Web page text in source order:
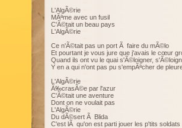
L'AlgÃ©rie
MÃªme avec un fusil
C'Ã©tait un beau pays
L'AlgÃ©rie
Ce n'Ã©tait pas un port Ã faire du mÃ©lo
Et pourtant je vous jure que j'avais le cœur
Quand ils ont vu le quai s'Ã©loigner,
Y en a qui n'ont pas pu s'empÃªcher de
L'AlgÃ©rie
Ã‰crasÃ©e par l'azur
C'Ã©tait une aventure
Dont on ne voulait pas
L'AlgÃ©rie
Du dÃ©sert Ã Blida
C'est lÃ qu'on est parti jouer les p'tits soldats